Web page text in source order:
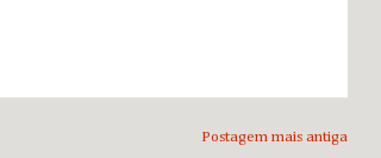
Postagem mais antiga